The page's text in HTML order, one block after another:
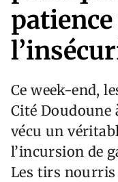
patience
Ce week-end,
Cité Doudoune
vécu un
l’incursion de
Les tirs nourris